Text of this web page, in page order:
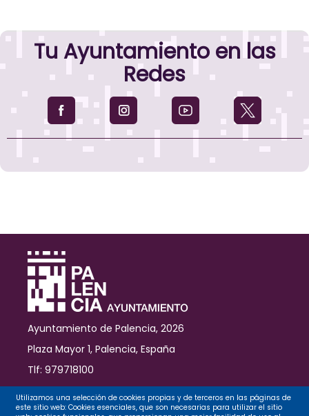
Tu Ayuntamiento en las
Redes
Ayuntamiento de Palencia, 2026
Plaza Mayor 1, Palencia, España
Tlf: 979718100
Contacto
Utilizamos una selección de cookies propias y de terceros en las páginas de
este sitio web: Cookies esenciales, que son necesarias para utilizar el sitio